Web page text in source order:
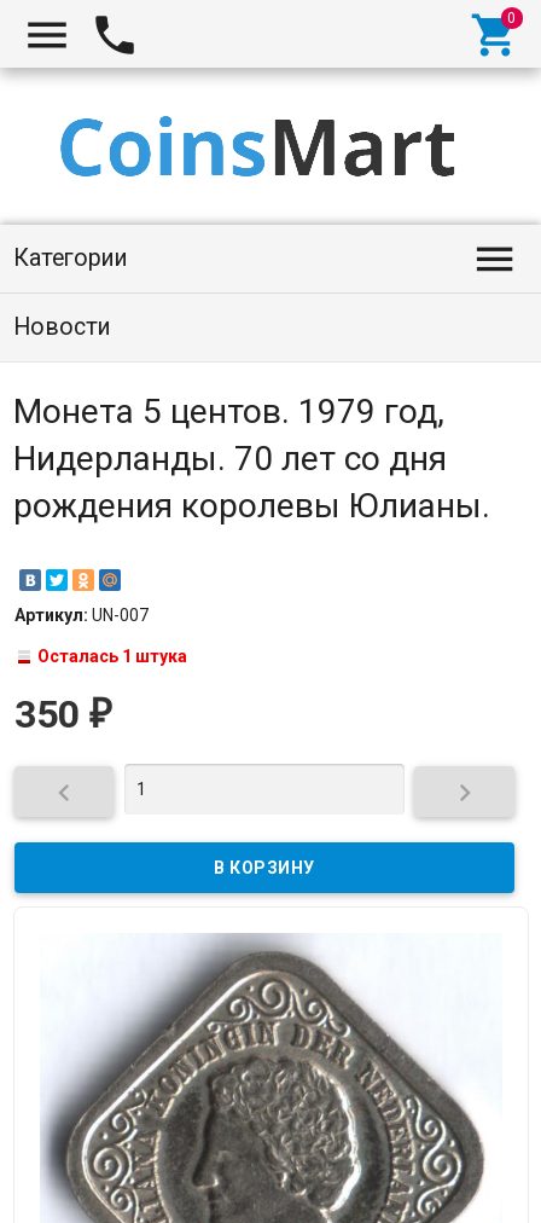
  
Категории 
Новости
Монета 5 центов. 1979 год,
Нидерланды. 70 лет со дня
рождения королевы Юлианы.
Артикул: UN-007
Осталась 1 штука
350 ₽
 